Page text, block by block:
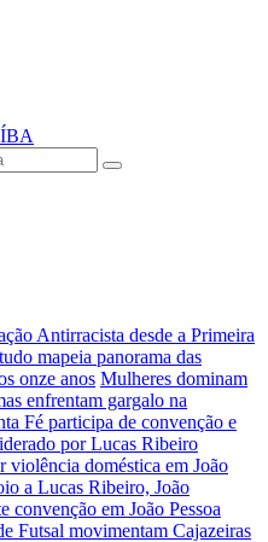
Antirracista desde a Primeira
mapeia panorama das
onze anos Mulheres dominam
enfrentam gargalo na
Fé participa de convenção e
por Lucas Ribeiro
violência doméstica em João
a Lucas Ribeiro, João
convenção em João Pessoa
Futsal movimentam Cajazeiras